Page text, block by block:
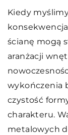
Kiedy
ścianę mogą
aranżacji
wykończenia
czystość
charakteru.
metalowych